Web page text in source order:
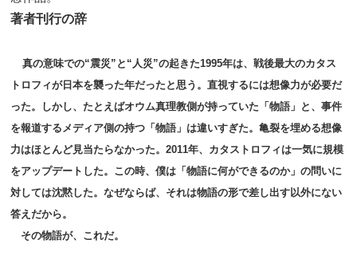
著者刊行の辞
真の意味での“震災”と“人災”の起きた1995年は、戦後最大のカタス
トロフィが日本を襲った年だったと思う。直視するには想像力が必要だ
った。しかし、たとえばオウム真理教側が持っていた「物語」と、事件
を報道するメディア側の持つ「物語」は違いすぎた。亀裂を埋める想像
力はほとんど見当たらなかった。2011年、カタストロフィは一気に規模
をアップデートした。この時、僕は「物語に何ができるのか」の問いに
対しては沈黙した。なぜならば、それは物語の形で差し出す以外にない
答えだから。
その物語が、これだ。